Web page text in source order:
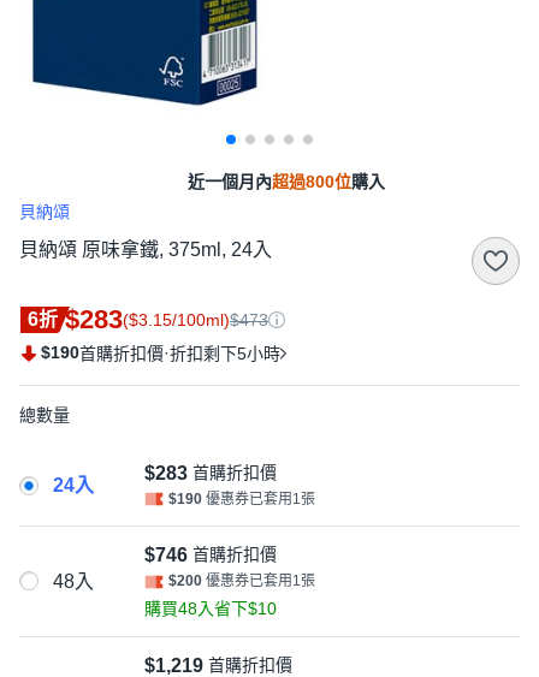
近一個月內超過800位購入
貝納頌
貝納頌 原味拿鐵, 375ml, 24入
6折 $283($3.15/100ml)$473
$190首購折扣價·折扣剩下5小時
總數量
24入
$283 首購折扣價
$190 優惠券已套用1張
48入
$746 首購折扣價
$200 優惠券已套用1張
購買48入省下$10
$1,219 首購折扣價